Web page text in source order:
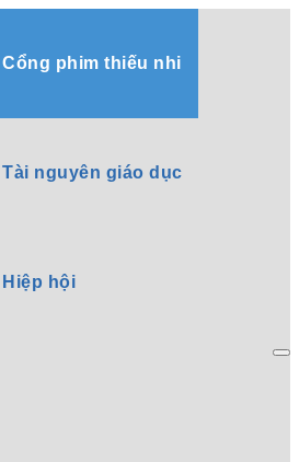
Cổng phim thiếu nhi
Tài nguyên giáo dục
Hiệp hội